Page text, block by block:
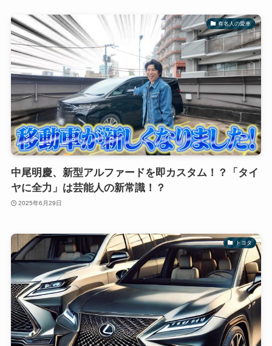
有名人の愛車
中尾明慶、新型アルファードを即カスタム！？「タイ
ヤに全力」は芸能人の新常識！？
2025年6月29日
トヨタ